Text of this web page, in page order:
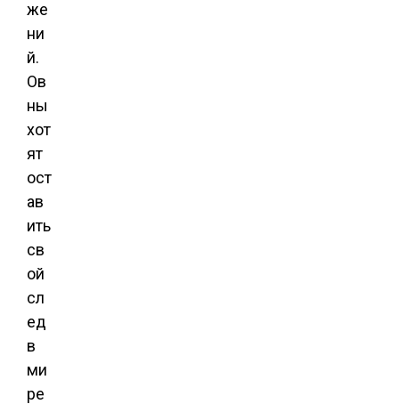
же
ни
й.
Ов
ны
хот
ят
ост
ав
ить
св
ой
сл
ед
в
ми
ре